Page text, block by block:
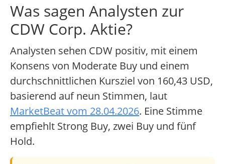
Was sagen Analysten zur
CDW Corp. Aktie?
Analysten sehen CDW positiv, mit einem
Konsens von Moderate Buy und einem
durchschnittlichen Kursziel von 160,43 USD,
basierend auf neun Stimmen, laut
MarketBeat vom 28.04.2026. Eine Stimme
empfiehlt Strong Buy, zwei Buy und fünf
Hold.